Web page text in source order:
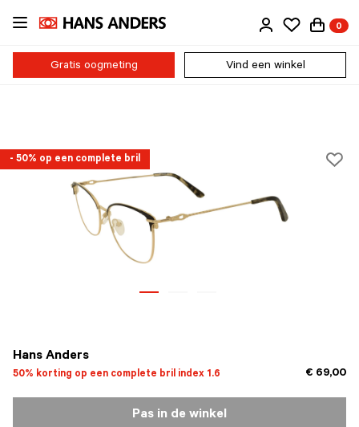
Ga
naar
inhoud
0
Gratis oogmeting Vind een winkel
- 50% op een complete bril
Hans Anders
50% korting op een complete bril index 1.6 € 69,00
Pas in de winkel